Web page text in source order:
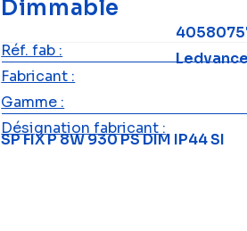
Dimmable
Réf. fab :
Fabricant :
Gamme :
Désignation fabricant :
SP FIX P 8W 930 PS DIM IP44 SI